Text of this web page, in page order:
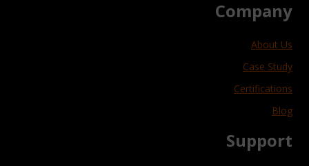
Company
About Us
Case Study
Certifications
Blog
Support